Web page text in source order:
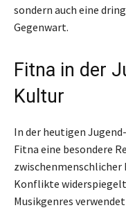
sondern auch eine
Gegenwart.
Fitna in der
Kultur
In der heutigen
Fitna eine besondere
zwischenmenschlicher
Konflikte
Musikgenres